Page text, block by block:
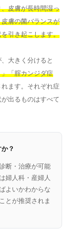
皮膚が長時間湿っ
膚の菌バランスが
引き起こします。
大きく分けると
「腟カンジダ症
ます。それぞれ症
出るものはすべて
？
断・治療が可能
婦人科・産婦人
よいかわからな
とが推奨されま